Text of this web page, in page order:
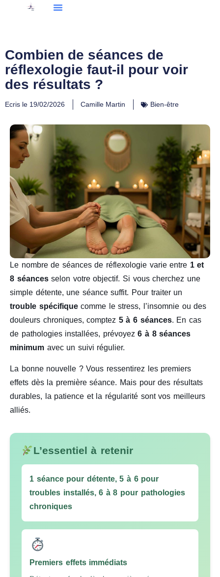
Combien de séances de
réflexologie faut-il pour voir
des résultats ?
Ecris le 19/02/2026 Camille Martin Bien-être
Le nombre de séances de réflexologie varie entre 1 et
8 séancesselon votre objectif. Si vous cherchez une
simple détente, une séance suffit. Pour traiter un
trouble spécifiquecomme le stress, l’insomnie ou des
douleurs chroniques, comptez 5 à 6 séances. En cas
de pathologies installées, prévoyez6 à 8 séances
minimum avec un suivi régulier.
La bonne nouvelle ? Vous ressentirez les premiers
effets dès la première séance. Mais pour des résultats
durables, la patience et la régularité sont vos meilleurs
alliés.
L’essentiel à retenir
1 séance pour détente, 5 à 6 pour
troubles installés, 6 à 8 pour pathologies
chroniques
Premiers effets immédiats